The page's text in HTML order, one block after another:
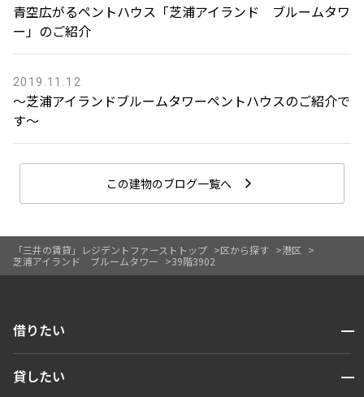
「三井の賃貸」レジデントファーストトップ 区から探す
港区
芝浦アイランド ブルームタワー
39階3902
青空広がるペントハウス「芝浦アイランド ブルームタワ
ー」のご紹介
2019.11.12
〜芝浦アイランドブルームタワーペントハウスのご紹介で
す〜
この建物のブログ一覧へ
借りたい 開閉
人気エリアから探す
貸したい 開閉